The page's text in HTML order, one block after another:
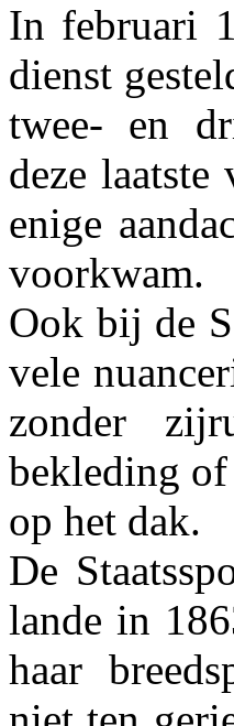
In februari
dienst
twee- en
deze
enige
voorkwam.
Ook bij de
vele
zonder
bekleding
op het dak.
De
lande in
haar